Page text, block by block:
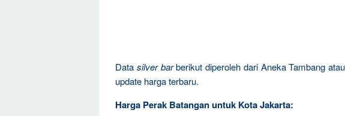
Data silver barberikut diperoleh dari Aneka Tambang
update harga terbaru.
Harga Perak Batangan untuk Kota Jakarta: